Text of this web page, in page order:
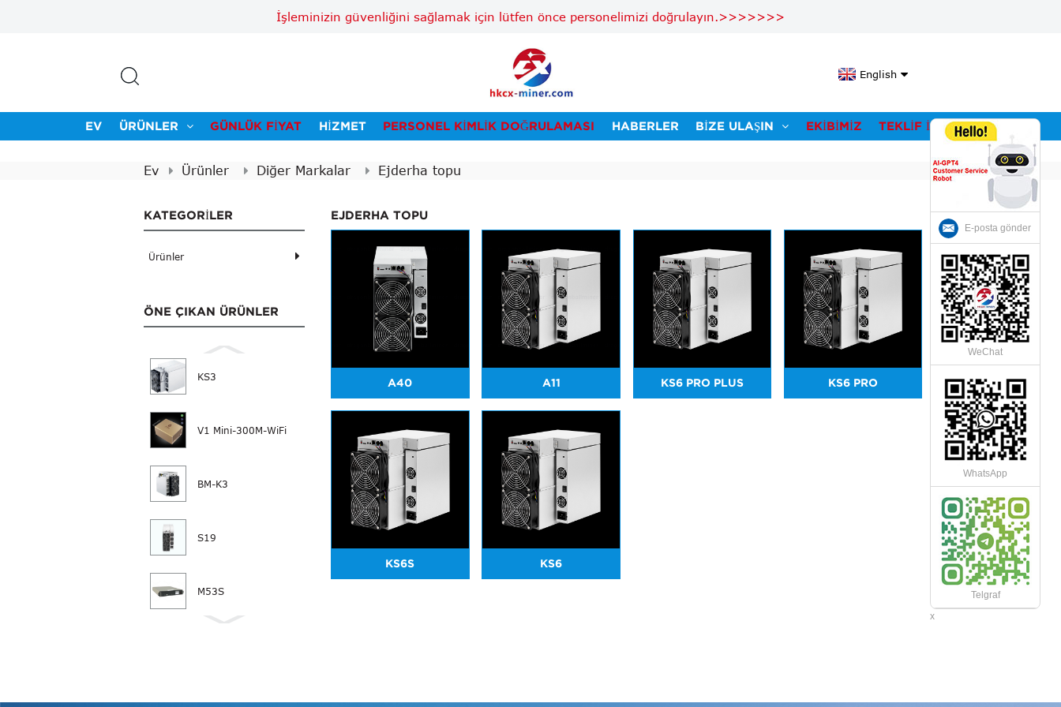
İşleminizin güvenliğini sağlamak için lütfen önce personelimizi doğrulayın.>>>>>>>
English
EV ÜRÜNLER GÜNLÜK FIYAT HIZMET PERSONEL KIMLIK DOĞRULAMASI HABERLER BIZE ULAŞIN EKIBIMIZ TEKLIF İSTEYIN
Ev Ürünler Diğer Markalar Ejderha topu
KATEGORILER
Ürünler
ÖNE ÇIKAN ÜRÜNLER
KS3
V1 Mini-300M-WiFi
BM-K3
S19
M53S
9050M 8800M
EJDERHA TOPU
A40 A11 KS6 PRO PLUS KS6 PRO
KS6S KS6
E-posta gönder
WeChat
WhatsApp
Telgraf
x